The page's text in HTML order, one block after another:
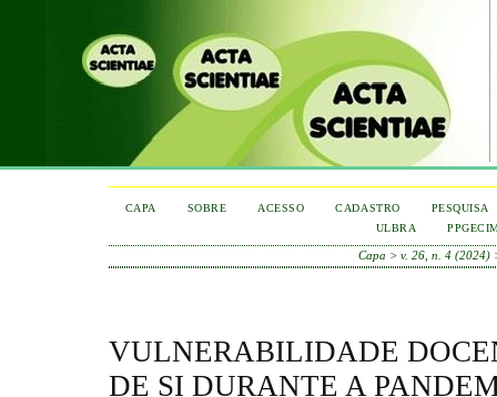
CAPA SOBRE ACESSO CADASTRO
PESQUISA
ULBRA
Capa > v. 26, n. 4 (2024)
VULNERABILIDADE
DE SI DURANTE A